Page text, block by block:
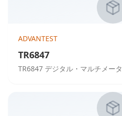
ADVANTEST
TR6847
TR6847 デジタル・マルチメータ